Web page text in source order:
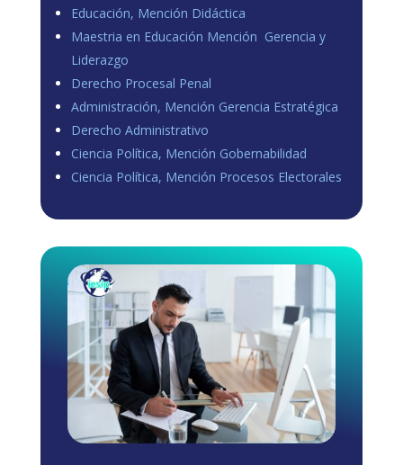
Educación, Mención Didáctica
Maestria en Educación Mención Gerencia y
Liderazgo
Derecho Procesal Penal
Administración, Mención Gerencia Estratégica
Derecho Administrativo
Ciencia Política, Mención Gobernabilidad
Ciencia Política, Mención Procesos Electorales